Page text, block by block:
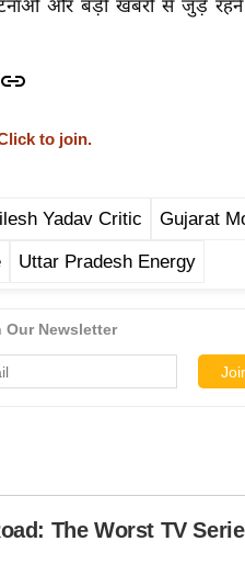
और बड़ी खबरों से जुड़े
to join.
Yadav Critic Gujarat
Uttar Pradesh Energy